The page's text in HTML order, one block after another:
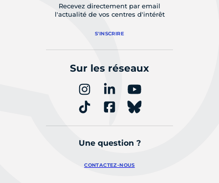
Recevez directement par email
l'actualité de vos centres d'intérêt
S'INSCRIRE
Sur les réseaux
Une question ?
CONTACTEZ-NOUS